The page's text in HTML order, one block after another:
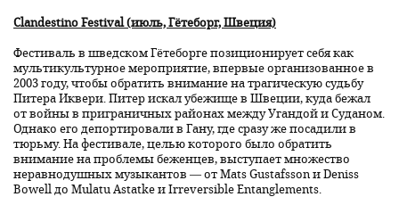
Clandestino Festival (июль, Гётеборг, Швеция)
Фестиваль в шведском Гётеборге позиционирует себя как
мультикультурное мероприятие, впервые организованное в
2003 году, чтобы обратить внимание на трагическую судьбу
Питера Иквери. Питер искал убежище в Швеции, куда бежал
от войны в приграничных районах между Угандой и Суданом.
Однако его депортировали в Гану, где сразу же посадили в
тюрьму. На фестивале, целью которого было обратить
внимание на проблемы беженцев, выступает множество
неравнодушных музыкантов — от Mats Gustafsson и Deniss
Bowell до Mulatu Astatke и Irreversible Entanglements.